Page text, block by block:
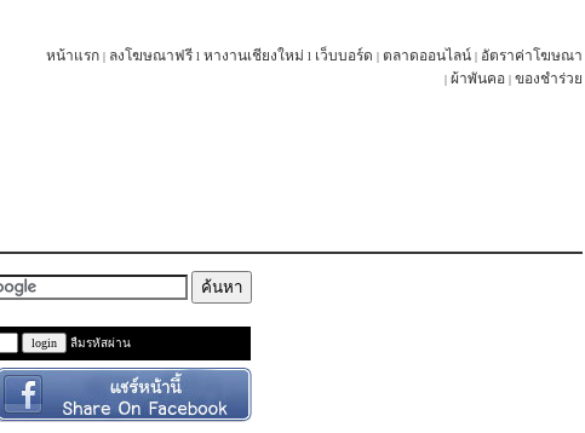
หน้าแรก | ลงโฆษณาฟรี l หางานเชียงใหม่ l เว็บบอร์ด | ตลาดออนไลน์ | อัตราค่าโฆษณา
| ผ้าพันคอ | ของชำร่วย
ลืมรหัสผ่าน